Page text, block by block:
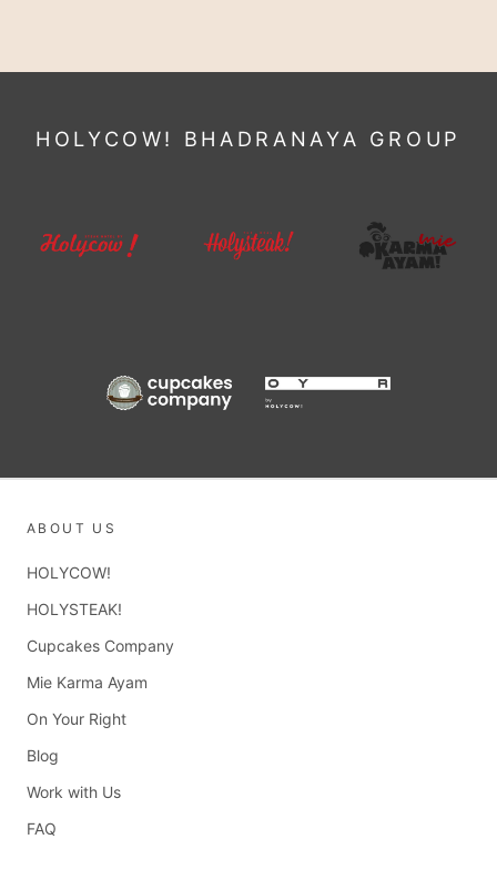
HOLYCOW! BHADRANAYA GROUP
ABOUT US
HOLYCOW!
HOLYSTEAK!
Cupcakes Company
Mie Karma Ayam
On Your Right
Blog
Work with Us
FAQ